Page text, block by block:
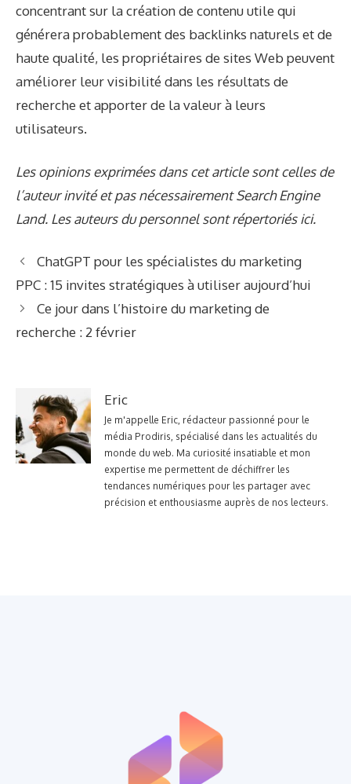
concentrant sur la création de contenu utile qui
générera probablement des backlinks naturels et de
haute qualité, les propriétaires de sites Web peuvent
améliorer leur visibilité dans les résultats de
recherche et apporter de la valeur à leurs
utilisateurs.
Les opinions exprimées dans cet article sont celles de
l’auteur invité et pas nécessairement Search Engine
Land. Les auteurs du personnel sont répertoriés ici.
ChatGPT pour les spécialistes du marketing
PPC : 15 invites stratégiques à utiliser aujourd’hui
Ce jour dans l’histoire du marketing de
recherche : 2 février
Eric
Je m'appelle Eric, rédacteur passionné pour le
média Prodiris, spécialisé dans les actualités du
monde du web. Ma curiosité insatiable et mon
expertise me permettent de déchiffrer les
tendances numériques pour les partager avec
précision et enthousiasme auprès de nos lecteurs.